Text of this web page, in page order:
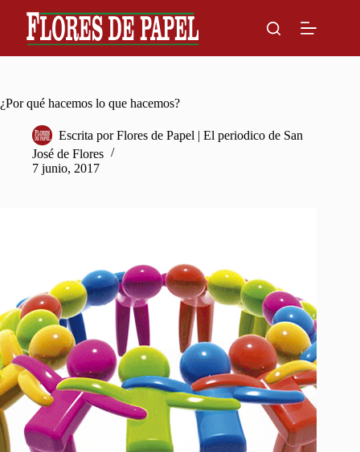
content
¿Por qué hacemos lo que hacemos?
Escrita por Flores de Papel | El periodico de San
José de Flores
7 junio, 2017